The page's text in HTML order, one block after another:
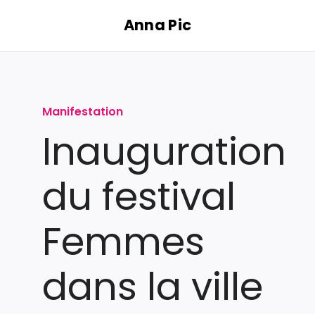
contenu
Anna Pic
Manifestation
Inauguration
du festival
Femmes
dans la ville